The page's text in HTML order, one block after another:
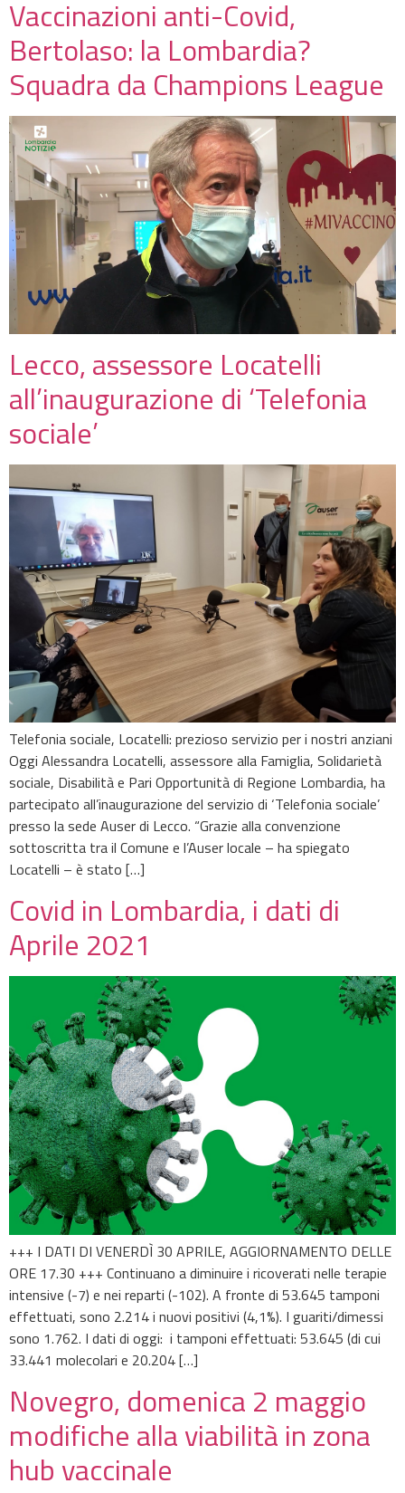
Vaccinazioni anti-Covid,
Bertolaso: la Lombardia?
Squadra da Champions League
Lecco, assessore Locatelli
all’inaugurazione di ‘Telefonia
sociale’
Telefonia sociale, Locatelli: prezioso servizio per i nostri anziani
Oggi Alessandra Locatelli, assessore alla Famiglia, Solidarietà
sociale, Disabilità e Pari Opportunità di Regione Lombardia, ha
partecipato all’inaugurazione del servizio di ‘Telefonia sociale’
presso la sede Auser di Lecco. “Grazie alla convenzione
sottoscritta tra il Comune e l’Auser locale – ha spiegato
Locatelli – è stato […]
Covid in Lombardia, i dati di
Aprile 2021
+++ I DATI DI VENERDÌ 30 APRILE, AGGIORNAMENTO DELLE
ORE 17.30 +++ Continuano a diminuire i ricoverati nelle terapie
intensive (-7) e nei reparti (-102). A fronte di 53.645 tamponi
effettuati, sono 2.214 i nuovi positivi (4,1%). I guariti/dimessi
sono 1.762. I dati di oggi: i tamponi effettuati: 53.645 (di cui
33.441 molecolari e 20.204 […]
Novegro, domenica 2 maggio
modifiche alla viabilità in zona
hub vaccinale